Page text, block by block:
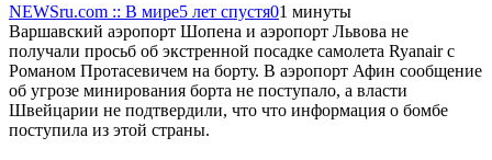
NEWSru.com :: В мире5 лет спустя01 минуты
Варшавский аэропорт Шопена и аэропорт Львова не
получали просьб об экстренной посадке самолета Ryanair с
Романом Протасевичем на борту. В аэропорт Афин сообщение
об угрозе минирования борта не поступало, а власти
Швейцарии не подтвердили, что что информация о бомбе
поступила из этой страны.